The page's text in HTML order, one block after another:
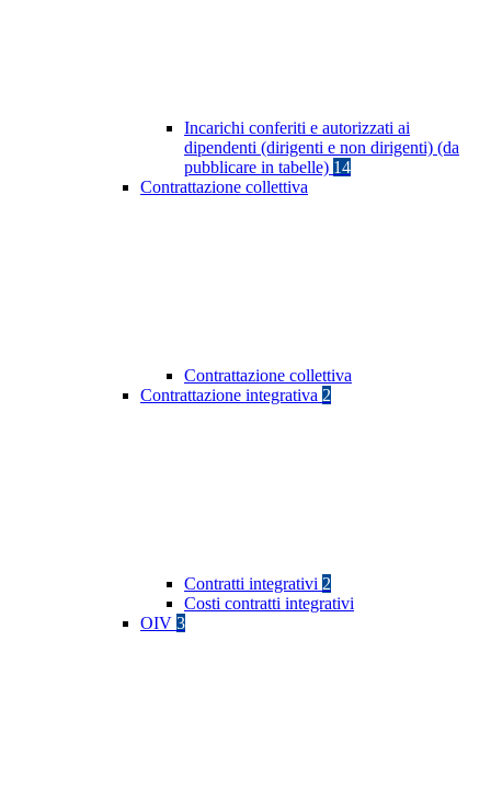
Incarichi conferiti e autorizzati ai
dipendenti (dirigenti e non dirigenti) (da
pubblicare in tabelle) 14
Contrattazione collettiva
Contrattazione collettiva
Contrattazione integrativa 2
Contratti integrativi 2
Costi contratti integrativi
OIV 3